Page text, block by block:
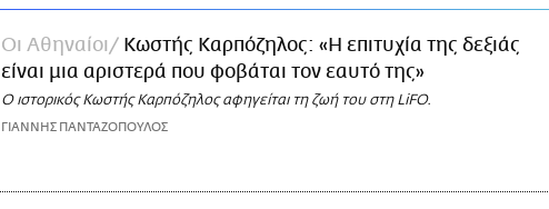
Οι Αθηναίοι
Κωστής Καρπόζηλος: «H επιτυχία της δεξιάς
είναι μια αριστερά που φοβάται τον εαυτό της»
Ο ιστορικός Κωστής Καρπόζηλος αφηγείται τη ζωή του στη LiFO.
ΓΙΑΝΝΗΣ ΠΑΝΤΑΖΟΠΟΥΛΟΣ